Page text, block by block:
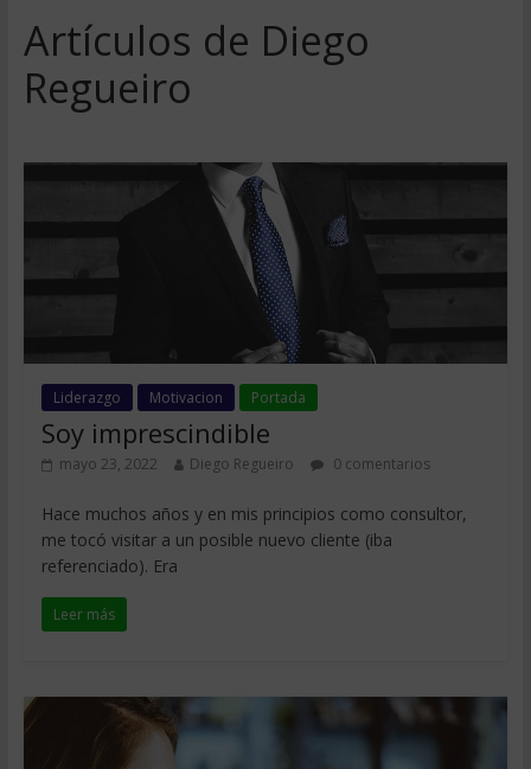
Artículos de Diego
Regueiro
Liderazgo Motivacion Portada
Soy imprescindible
mayo 23, 2022 Diego Regueiro 0 comentarios
Hace muchos años y en mis principios como consultor,
me tocó visitar a un posible nuevo cliente (iba
referenciado). Era
Leer más